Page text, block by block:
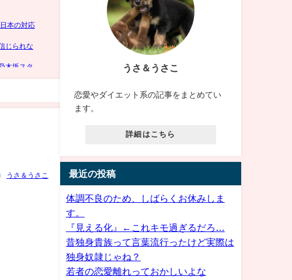
うさ＆うさこ
うさ＆うさこ
恋愛やダイエット系の記事をまとめてい
ます。
詳細はこちら
最近の投稿
体調不良のため、しばらくお休みしま
す。
『見える化』←これキモ過ぎるだろ…
昔独身貴族って言葉流行ったけど実際は
独身奴隷じゃね？
若者の恋愛離れっておかしいよな